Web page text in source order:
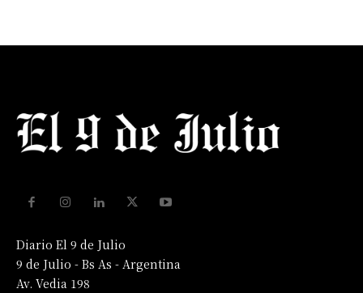
Diario El 9 de Julio
9 de Julio - Bs As - Argentina
Av. Vedia 198